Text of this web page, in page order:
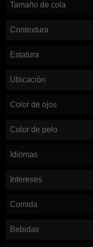
Tamaño de cola
Contextura
Estatura
Ubicación
Color de ojos
Color de pelo
Idiomas
Intereses
Comida
Bebidas